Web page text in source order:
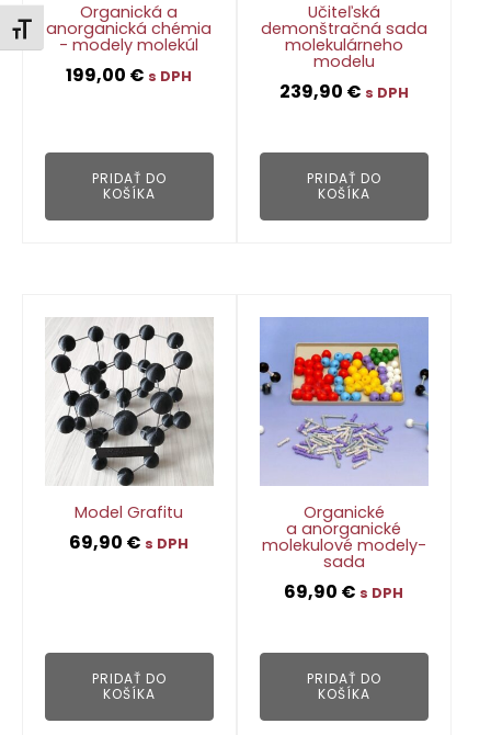
Zmeniť veľkosť písma
Organická a
anorganická chémia
- modely molekúl
199,00 € s DPH
PRIDAŤ DO
KOŠÍKA
Učiteľská
demonštračná sada
molekulárneho
modelu
239,90 € s DPH
PRIDAŤ DO
KOŠÍKA
Model Grafitu
69,90 € s DPH
PRIDAŤ DO
KOŠÍKA
Organické
a anorganické
molekulové modely-
sada
69,90 € s DPH
PRIDAŤ DO
KOŠÍKA